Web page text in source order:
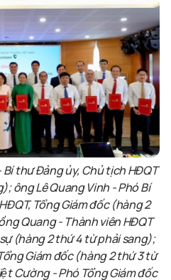
thư Đảng ủy, Chủ tịch HĐQT
ông Lê Quang Vinh - Phó Bí
Tổng Giám đốc (hàng 2
Quang - Thành viên HĐQT
(hàng 2 thứ 4 từ phải sang);
Giám đốc (hàng 2 thứ 3 từ
Cường - Phó Tổng Giám đốc